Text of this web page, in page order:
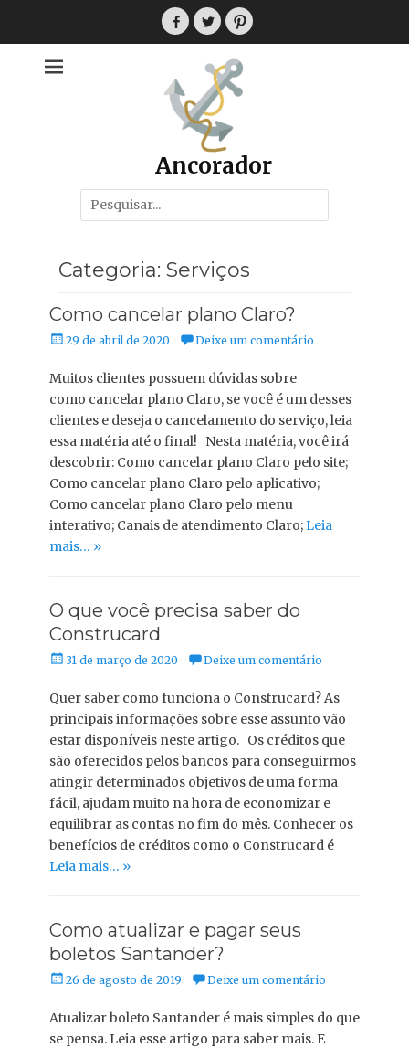
conteúdo
Facebook
TwitterPinterest
Ancorador
Pesquisar
por:
Categoria: Serviços
Como cancelar plano Claro?
Posted
29 de abril de 2020 Deixe um comentário
Muitos clientes possuem dúvidas sobre
como cancelar plano Claro, se você é um desses
clientes e deseja o cancelamento do serviço, leia
essa matéria até o final! Nesta matéria, você irá
descobrir: Como cancelar plano Claro pelo site;
Como cancelar plano Claro pelo aplicativo;
Como cancelar plano Claro pelo menu
interativo; Canais de atendimento Claro;Leia
mais… »
O que você precisa saber do
Construcard
Posted
31 de março de 2020 Deixe um comentário
Quer saber como funciona o Construcard? As
principais informações sobre esse assunto vão
estar disponíveis neste artigo. Os créditos que
são oferecidos pelos bancos para conseguirmos
atingir determinados objetivos de uma forma
fácil, ajudam muito na hora de economizar e
equilibrar as contas no fim do mês. Conhecer os
benefícios de créditos como o Construcard é
Leia mais… »
Como atualizar e pagar seus
boletos Santander?
Posted
26 de agosto de 2019 Deixe um comentário
Atualizar boleto Santander é mais simples do que
se pensa. Leia esse artigo para saber mais. E